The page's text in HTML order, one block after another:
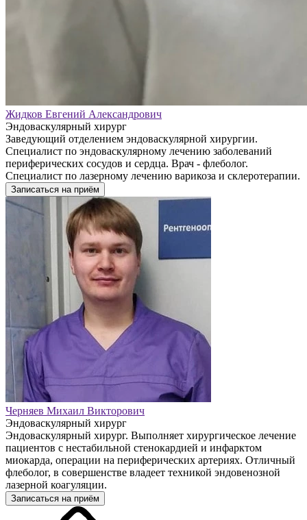
Жидков Евгений Александрович
Эндоваскулярный хирург
Заведующий отделением эндоваскулярной хирургии.
Специалист по эндоваскулярному лечению заболеваний
периферических сосудов и сердца. Врач - флеболог.
Специалист по лазерному лечению варикоза и склеротерапии.
Записаться на приём
Черняев Михаил Викторович
Эндоваскулярный хирург
Эндоваскулярный хирург. Выполняет хирургическое лечение
пациентов с нестабильной стенокардией и инфарктом
миокарда, операции на периферических артериях. Отличный
флеболог, в совершенстве владеет техникой эндовенозной
лазерной коагуляции.
Записаться на приём